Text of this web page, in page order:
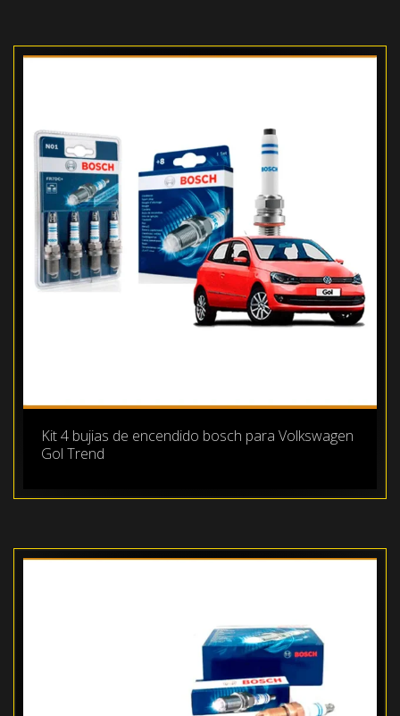
Kit 4 bujias de encendido bosch para Volkswagen
Gol Trend